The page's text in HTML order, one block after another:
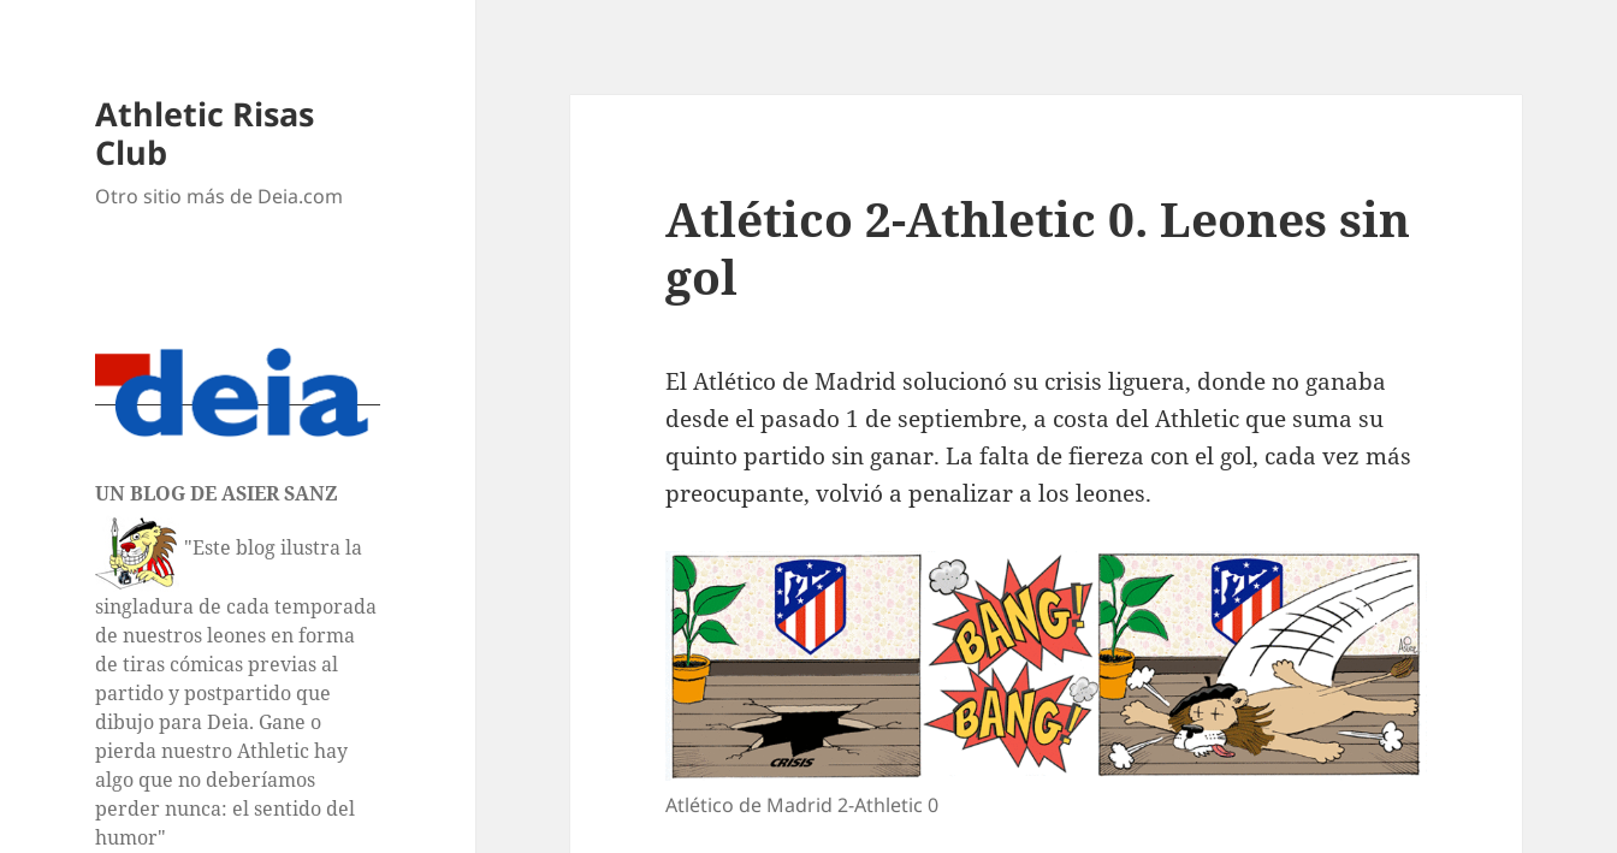
Athletic Risas
Club
Otro sitio más de Deia.com
UN BLOG DE ASIER SANZ
"Este blog ilustra la
singladura de cada temporada
de nuestros leones en forma
de tiras cómicas previas al
partido y postpartido que
dibujo para Deia. Gane o
pierda nuestro Athletic hay
algo que no deberíamos
perder nunca: el sentido del
humor"
Atlético 2-Athletic 0. Leones sin
gol
El Atlético de Madrid solucionó su crisis liguera, donde no ganaba
desde el pasado 1 de septiembre, a costa del Athletic que suma su
quinto partido sin ganar. La falta de fiereza con el gol, cada vez más
preocupante, volvió a penalizar a los leones.
Atlético de Madrid 2-Athletic 0